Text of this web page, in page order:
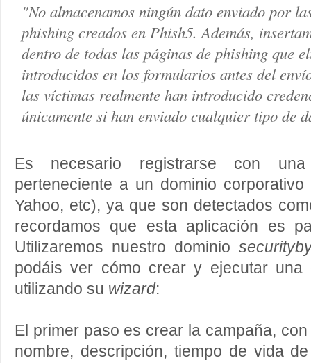
"No almacenamos ningún dato enviado por
phishing creados en Phish5. Además,
dentro de todas las páginas de phishing que
introducidos en los formularios antes del
las víctimas realmente han introducido
únicamente si han enviado cualquier tipo de
Es necesario registrarse con
perteneciente a un dominio
Yahoo, etc), ya que son detectados
recordamos que esta aplicación es
Utilizaremos nuestro dominio
podáis ver cómo crear y ejecutar
utilizando su wizard:
El primer paso es crear la campaña,
nombre, descripción, tiempo de vida